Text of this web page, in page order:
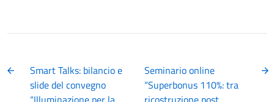
Smart Talks: bilancio e
slide del convegno
Seminario online
“Superbonus 110%: tra